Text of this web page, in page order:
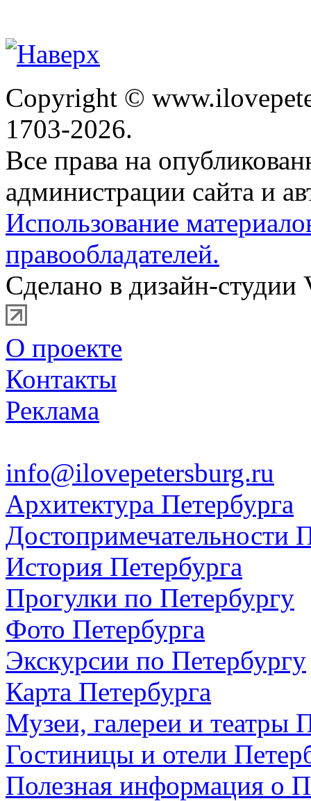
Copyright ©
1703-2026.
Все права на
администрации сайта и
Использование
правообладателей.
Сделано в дизайн-студии
О проекте
Контакты
Реклама
info@ilovepetersburg.ru
Архитектура Петербурга
Достопримечательности
История Петербурга
Прогулки по Петербургу
Фото Петербурга
Экскурсии по Петербургу
Карта Петербурга
Музеи, галереи и театры
Гостиницы и отели
Полезная информация о